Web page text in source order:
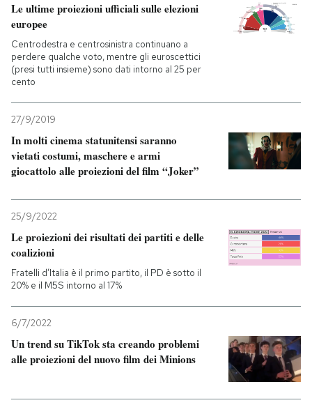
Le ultime proiezioni ufficiali sulle elezioni
europee
Centrodestra e centrosinistra continuano a
perdere qualche voto, mentre gli euroscettici
(presi tutti insieme) sono dati intorno al 25 per
cento
27/9/2019
In molti cinema statunitensi saranno
vietati costumi, maschere e armi
giocattolo alle proiezioni del film “Joker”
25/9/2022
Le proiezioni dei risultati dei partiti e delle
coalizioni
Fratelli d’Italia è il primo partito, il PD è sotto il
20% e il M5S intorno al 17%
6/7/2022
Un trend su TikTok sta creando problemi
alle proiezioni del nuovo film dei Minions